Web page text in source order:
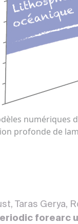
profonde de
Taras Gerya,
forearc